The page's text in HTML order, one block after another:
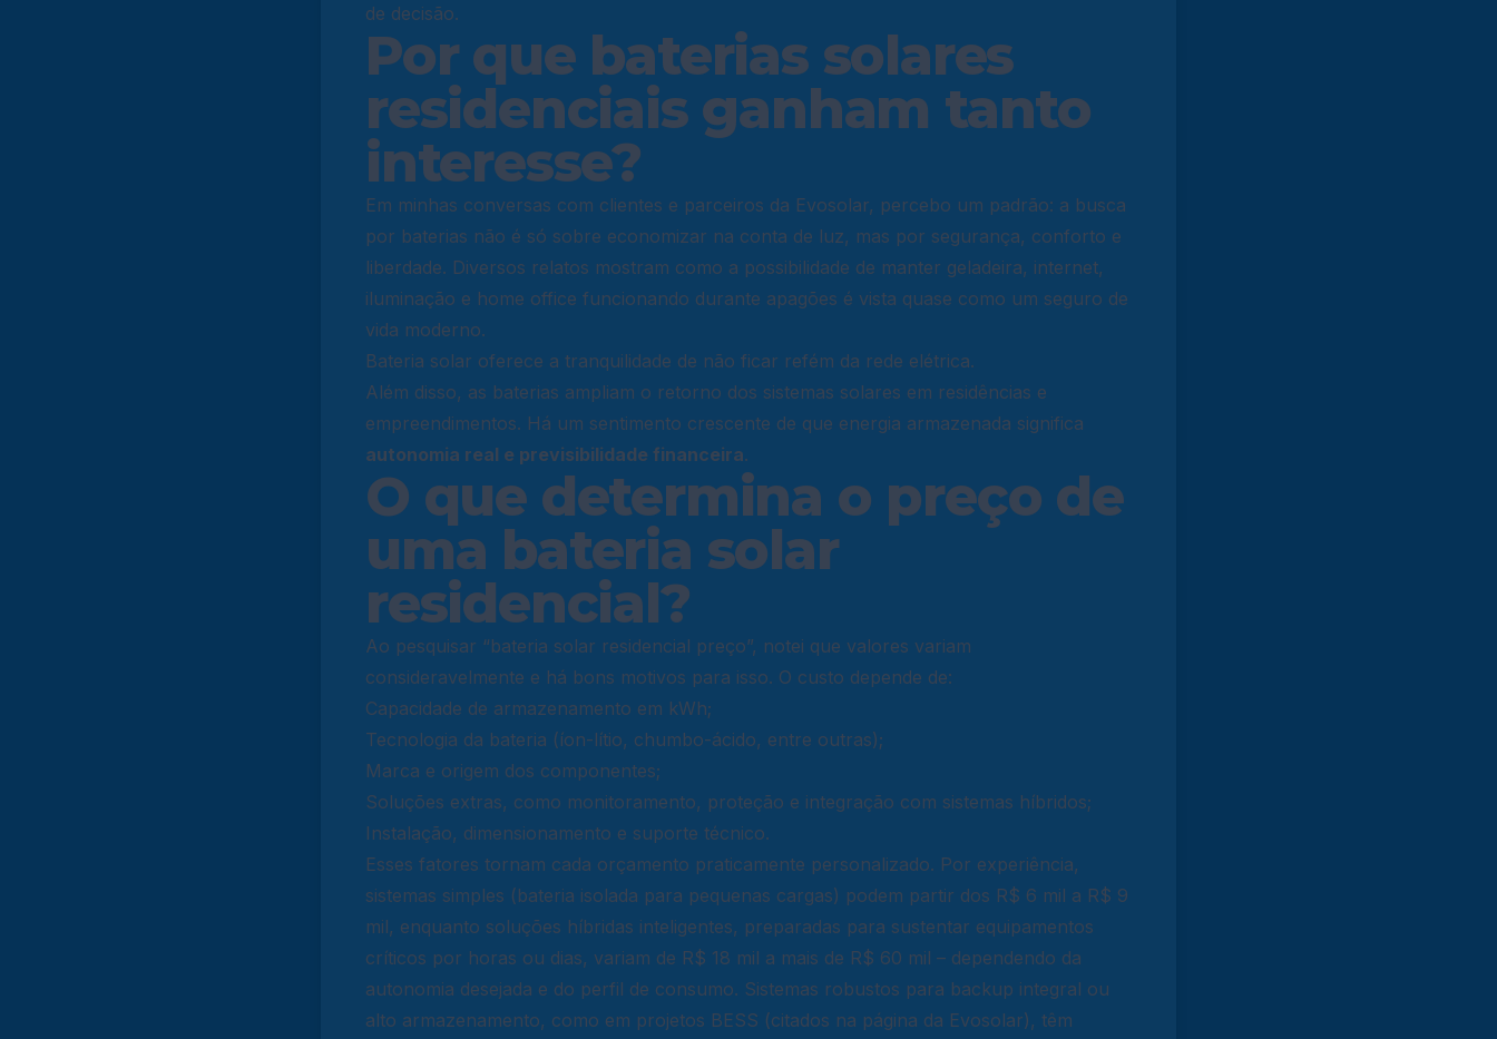
de decisão.
Por que baterias solares
residenciais ganham tanto
interesse?
Em minhas conversas com clientes e parceiros da Evosolar, percebo um padrão: a busca
por baterias não é só sobre economizar na conta de luz, mas por segurança, conforto e
liberdade. Diversos relatos mostram como a possibilidade de manter geladeira, internet,
iluminação e home office funcionando durante apagões é vista quase como um seguro de
vida moderno.
Bateria solar oferece a tranquilidade de não ficar refém da rede elétrica.
Além disso, as baterias ampliam o retorno dos sistemas solares em residências e
empreendimentos. Há um sentimento crescente de que energia armazenada significa
autonomia real e previsibilidade financeira.
O que determina o preço de
uma bateria solar
residencial?
Ao pesquisar “bateria solar residencial preço”, notei que valores variam
consideravelmente e há bons motivos para isso. O custo depende de:
Capacidade de armazenamento em kWh;
Tecnologia da bateria (íon-lítio, chumbo-ácido, entre outras);
Marca e origem dos componentes;
Soluções extras, como monitoramento, proteção e integração com sistemas híbridos;
Instalação, dimensionamento e suporte técnico.
Esses fatores tornam cada orçamento praticamente personalizado. Por experiência,
sistemas simples (bateria isolada para pequenas cargas) podem partir dos R$ 6 mil a R$ 9
mil, enquanto soluções híbridas inteligentes, preparadas para sustentar equipamentos
críticos por horas ou dias, variam de R$ 18 mil a mais de R$ 60 mil – dependendo da
autonomia desejada e do perfil de consumo. Sistemas robustos para backup integral ou
alto armazenamento, como em projetos BESS (citados na página da Evosolar), têm